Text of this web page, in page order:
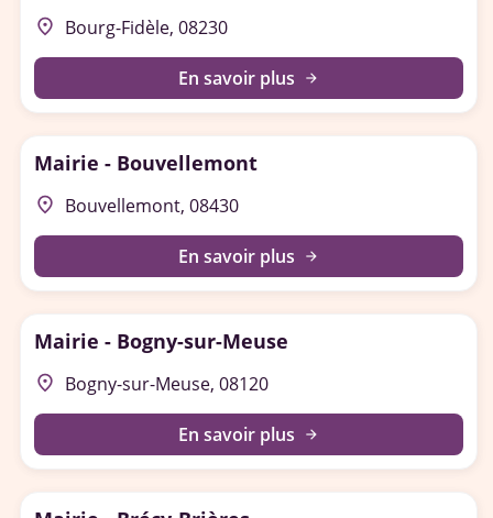
place Bourg-Fidèle, 08230
En savoir plus arrow_forward
Mairie - Bouvellemont
place Bouvellemont, 08430
En savoir plus arrow_forward
Mairie - Bogny-sur-Meuse
place Bogny-sur-Meuse, 08120
En savoir plus arrow_forward